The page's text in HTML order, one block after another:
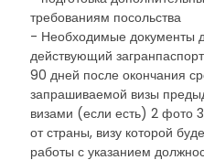
требованиям посольства
- Необходимые документы
действующий
90 дней после окончания
запрашиваемой визы
визами (если есть) 2 фото
от страны, визу которой
работы с указанием